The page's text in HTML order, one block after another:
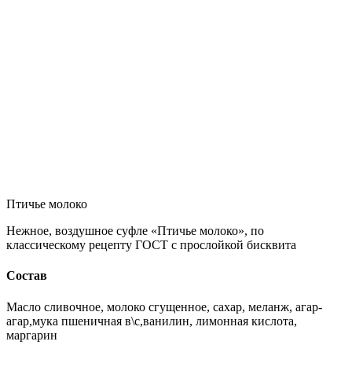
Птичье молоко
Нежное, воздушное суфле «Птичье молоко», по
классическому рецепту ГОСТ с прослойкой бисквита
Состав
Масло сливочное, молоко сгущенное, сахар, меланж, агар-
агар,мука пшеничная в\с,ванилин, лимонная кислота,
маргарин